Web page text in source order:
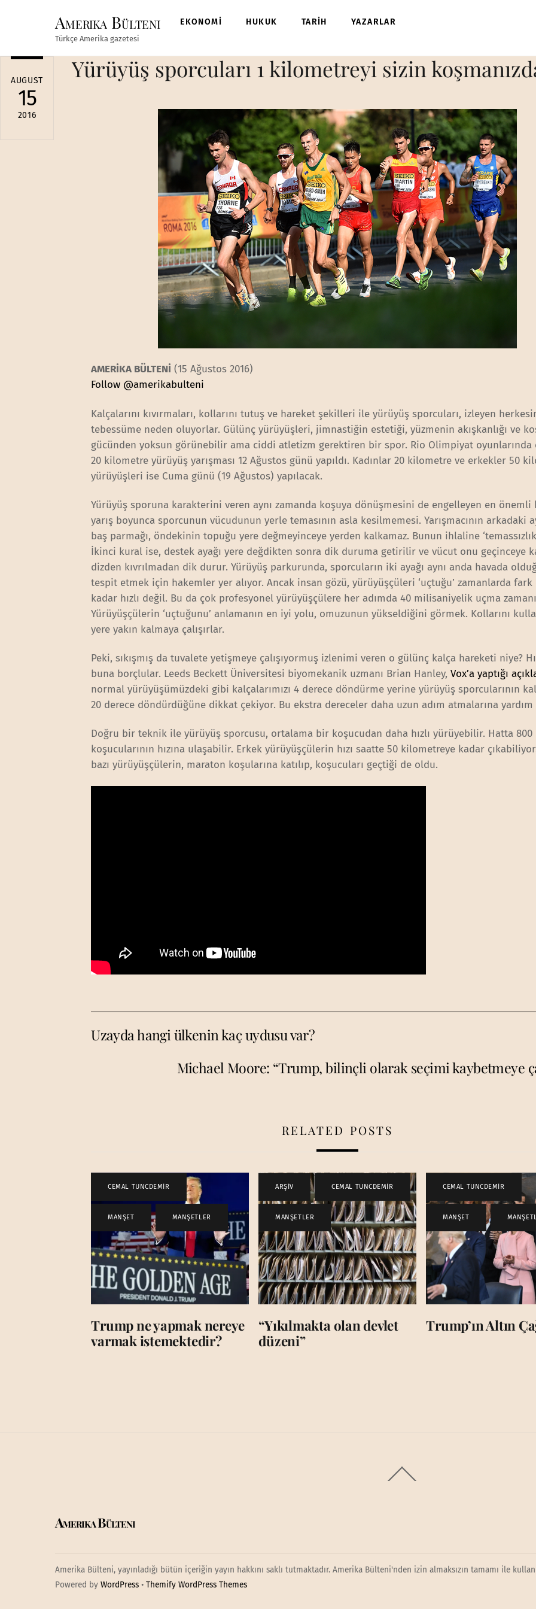
Amerika Bülteni
Türkçe Amerika gazetesi
EKONOMİ HUKUK TARİH YAZARLAR
AUGUST
15
2016
Yürüyüş sporcuları 1 kilometreyi sizin
AMERİKA BÜLTENİ (15 Ağustos 2016)
Follow @amerikabulteni
Kalçalarını kıvırmaları, kollarını tutuş ve hareket şekilleri ile yürüyüş sporcuları, izleyen
tebessüme neden oluyorlar. Gülünç yürüyüşleri, jimnastiğin estetiği, yüzmenin akışkanlığı ve
gücünden yoksun görünebilir ama ciddi atletizm gerektiren bir spor. Rio Olimpiyat oyunlarında
20 kilometre yürüyüş yarışması 12 Ağustos günü yapıldı. Kadınlar 20 kilometre ve erkekler 50
yürüyüşleri ise Cuma günü (19 Ağustos) yapılacak.
Yürüyüş sporuna karakterini veren aynı zamanda koşuya dönüşmesini de engelleyen en önemli
yarış boyunca sporcunun vücudunun yerle temasının asla kesilmemesi. Yarışmacının arkadaki
baş parmağı, öndekinin topuğu yere değmeyinceye yerden kalkamaz. Bunun ihlaline
İkinci kural ise, destek ayağı yere değdikten sonra dik duruma getirilir ve vücut onu geçinceye
dizden kıvrılmadan dik durur. Yürüyüş parkurunda, sporcuların iki ayağı aynı anda havada
tespit etmek için hakemler yer alıyor. Ancak insan gözü, yürüyüşçüleri ‘uçtuğu’ zamanlarda fark
kadar hızlı değil. Bu da çok profesyonel yürüyüşçülere her adımda 40 milisaniyelik uçma
Yürüyüşçülerin ‘uçtuğunu’ anlamanın en iyi yolu, omuzunun yükseldiğini görmek. Kollarını
yere yakın kalmaya çalışırlar.
Peki, sıkışmış da tuvalete yetişmeye çalışıyormuş izlenimi veren o gülünç kalça hareketi niye?
buna borçlular. Leeds Beckett Üniversitesi biyomekanik uzmanı Brian Hanley,Vox’a yaptığı
normal yürüyüşümüzdeki gibi kalçalarımızı 4 derece döndürme yerine yürüyüş sporcularının
20 derece döndürdüğüne dikkat çekiyor. Bu ekstra dereceler daha uzun adım atmalarına yardım
Doğru bir teknik ile yürüyüş sporcusu, ortalama bir koşucudan daha hızlı yürüyebilir. Hatta 800
koşucularının hızına ulaşabilir. Erkek yürüyüşçülerin hızı saatte 50 kilometreye kadar
bazı yürüyüşçülerin, maraton koşularına katılıp, koşucuları geçtiği de oldu.
Uzayda hangi ülkenin kaç uydusu var?
Michael Moore: “Trump, bilinçli olarak seçimi kaybetmeye
RELATED POSTS
CEMAL TUNCDEMİR ,
MANŞET , MANŞETLER
Trump ne yapmak nereye
varmak istemektedir?
ARŞİV , CEMAL TUNCDEMİR ,
MANŞETLER
“Yıkılmakta olan devlet
düzeni”
CEMAL TUNCDEMİR
MANŞET ,
Trump’ın Altın
To
Amerika Bülteni
Amerika Bülteni, yayınladığı bütün içeriğin yayın hakkını saklı tutmaktadır. Amerika Bülteni'nden izin almaksızın tamamı ile
Powered by WordPress • Themify WordPress Themes